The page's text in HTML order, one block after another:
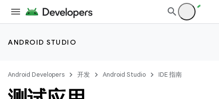
ANDROID STUDIO
Android Developers 开发 Android Studio IDE 指南